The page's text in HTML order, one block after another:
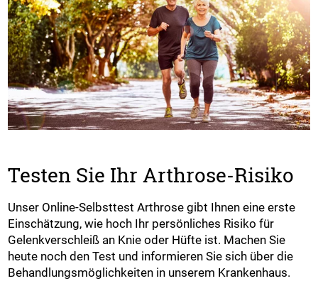
Testen Sie Ihr Arthrose-Risiko
Unser Online-Selbsttest Arthrose gibt Ihnen eine erste
Einschätzung, wie hoch Ihr persönliches Risiko für
Gelenkverschleiß an Knie oder Hüfte ist. Machen Sie
heute noch den Test und informieren Sie sich über die
Behandlungsmöglichkeiten in unserem Krankenhaus.